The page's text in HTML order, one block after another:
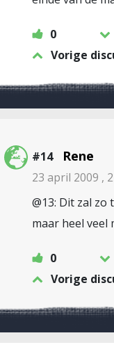
0
Vorige
#14 Rene
23 april 2009 ,
@13: Dit zal zo
maar heel veel
0
Vorige